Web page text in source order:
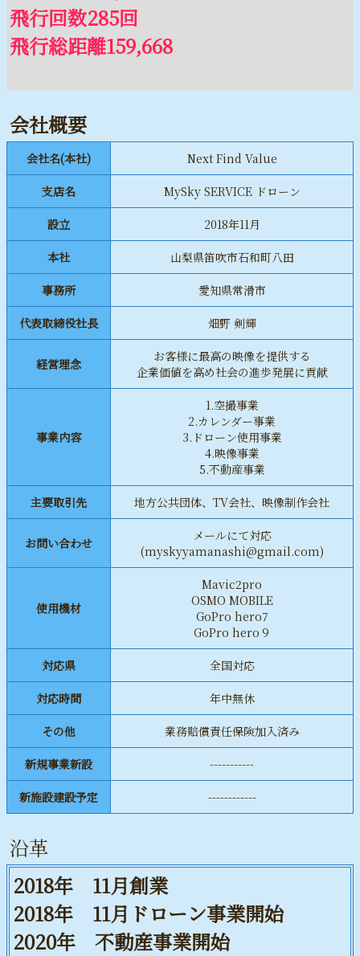
飛行回数285回
飛行総距離159,668
会社概要
会社名(本社) Next Find Value
支店名 MySky SERVICE ドローン
設立 2018年11月
本社 山梨県笛吹市石和町八田
事務所 愛知県常滑市
代表取締役社長 畑野 剣輝
経営理念
お客様に最高の映像を提供する
企業価値を高め社会の進歩発展に貢献
事業内容
1.空撮事業
2.カレンダー事業
3.ドローン使用事業
4.映像事業
5.不動産事業
主要取引先 地方公共団体、TV会社、映像制作会社
お問い合わせ
メールにて対応
(myskyyamanashi@gmail.com)
使用機材
Mavic2pro
OSMO MOBILE
GoPro hero7
GoPro hero９
対応県 全国対応
対応時間 年中無休
その他 業務賠償責任保険加入済み
新規事業新設 -----------
新施設建設予定 ------------
沿革
2018年 11月創業
2018年 11月ドローン事業開始
2020年 不動産事業開始